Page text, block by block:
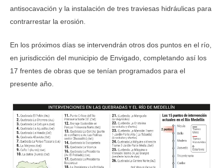
antisocavación y la instalación de tres traviesas hidráulicas para
contrarrestar la erosión.
En los próximos días se intervendrán otros dos puntos en el río,
en jurisdicción del municipio de Envigado, completando así los
17 frentes de obras que se tenían programados para el
presente año.